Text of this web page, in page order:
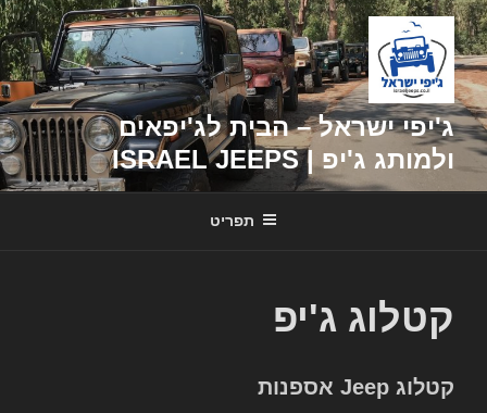
דילוג
לתוכן
ג'יפי ישראל – הבית לג'יפאים
ולמותג ג'יפ | ISRAEL JEEPS
תפריט
קטלוג ג'יפ
קטלוג Jeep אספנות